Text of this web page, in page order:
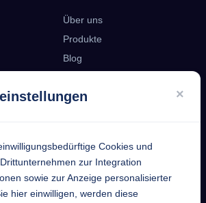
×
Cookies und
zur Integration
sowie zur Anzeige personalisierter
hier einwilligen, werden diese
Über uns
Produkte
Blog
Kontakt